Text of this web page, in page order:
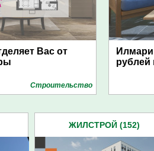
Вас от
Строительство
рублей
ЖИЛСТРОЙ (152)